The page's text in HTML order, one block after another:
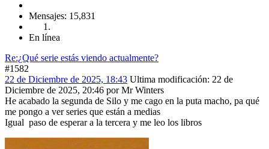
Mensajes: 15,831
En línea
Re:¿Qué serie estás viendo actualmente?
#1582
22 de Diciembre de 2025, 18:43 Ultima modificación: 22 de
Diciembre de 2025, 20:46 por Mr Winters
He acabado la segunda de Silo y me cago en la puta macho, pa qué
me pongo a ver series que están a medias
Igual paso de esperar a la tercera y me leo los libros